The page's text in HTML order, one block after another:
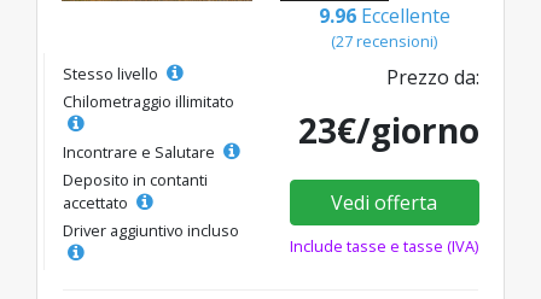
9.96 Eccellente
(27 recensioni)
Stesso livello
Chilometraggio illimitato
Incontrare e Salutare
Deposito in contanti
accettato
Driver aggiuntivo incluso
Prezzo da:
23€/giorno
Vedi offerta
Include tasse e tasse (IVA)